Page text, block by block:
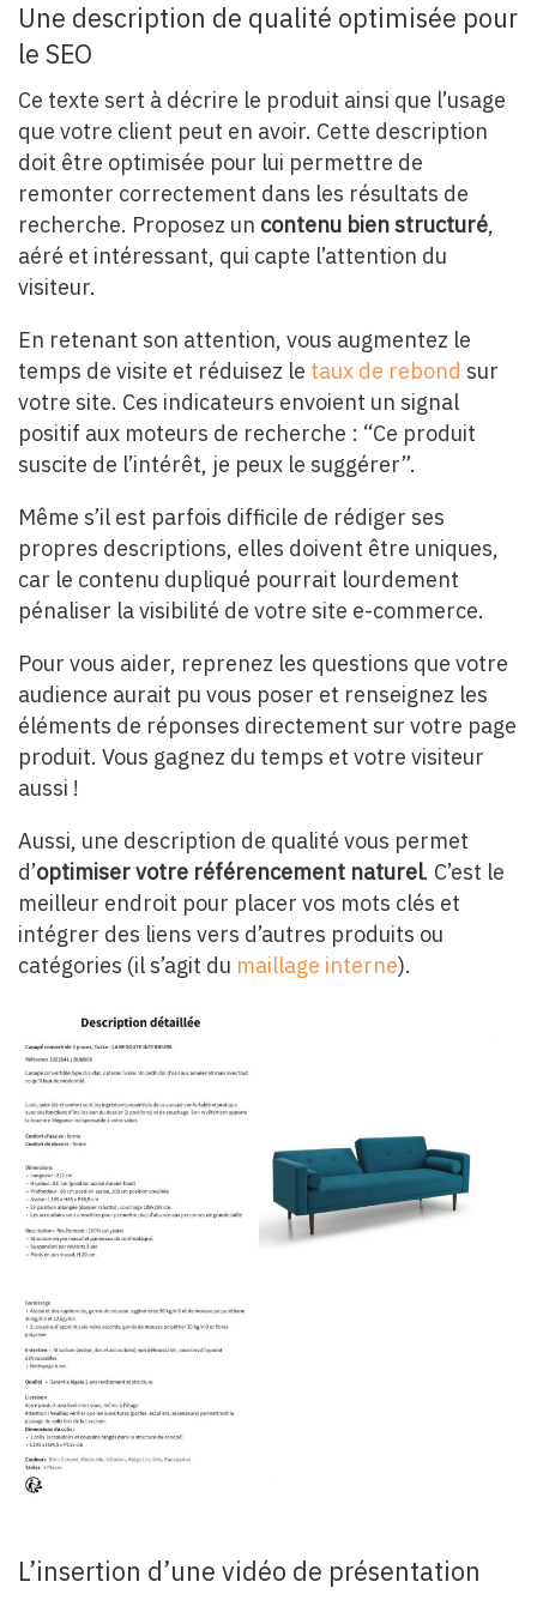
Une description de qualité optimisée pour
le SEO
Ce texte sert à décrire le produit ainsi que l’usage
que votre client peut en avoir. Cette description
doit être optimisée pour lui permettre de
remonter correctement dans les résultats de
recherche. Proposez un contenu bien structuré,
aéré et intéressant, qui capte l’attention du
visiteur.
En retenant son attention, vous augmentez le
temps de visite et réduisez le taux de rebond sur
votre site. Ces indicateurs envoient un signal
positif aux moteurs de recherche : “Ce produit
suscite de l’intérêt, je peux le suggérer”.
Même s’il est parfois difficile de rédiger ses
propres descriptions, elles doivent être uniques,
car le contenu dupliqué pourrait lourdement
pénaliser la visibilité de votre site e-commerce.
Pour vous aider, reprenez les questions que votre
audience aurait pu vous poser et renseignez les
éléments de réponses directement sur votre page
produit. Vous gagnez du temps et votre visiteur
aussi !
Aussi, une description de qualité vous permet
d’optimiser votre référencement naturel. C’est le
meilleur endroit pour placer vos mots clés et
intégrer des liens vers d’autres produits ou
catégories (il s’agit du maillage interne).
L’insertion d’une vidéo de présentation